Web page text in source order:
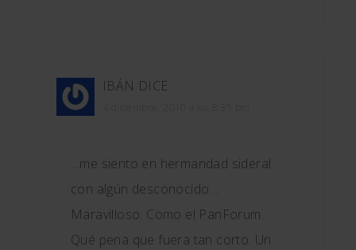
IBÁN DICE
…me siento en hermandad sideral
con algún desconocido…
Maravilloso. Como el PanForum.
Qué pena que fuera tan corto. Un